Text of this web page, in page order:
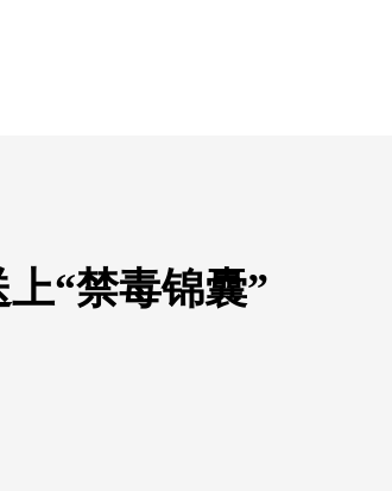
“禁毒锦囊”